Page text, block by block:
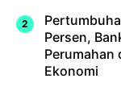
Persen,
Perumahan
Ekonomi